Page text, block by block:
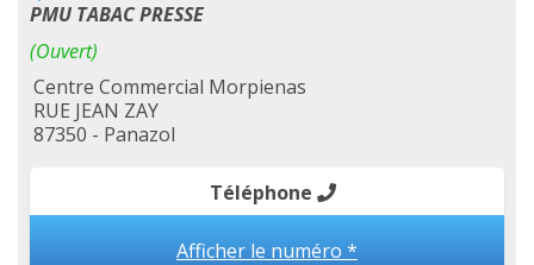
PMU TABAC PRESSE
(Ouvert)
Centre Commercial Morpienas
RUE JEAN ZAY
87350 - Panazol
Téléphone
Afficher le numéro *